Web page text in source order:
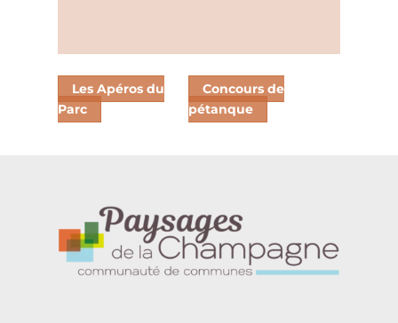
Les Apéros du
Parc
Concours de
pétanque